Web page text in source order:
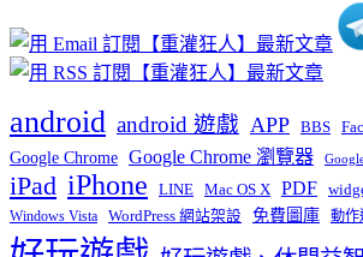
android android 遊戲 APP BBS
Google Chrome Google Chrome 瀏覽器
iPad iPhone LINE Mac OS X PDF
Windows Vista WordPress 網站架設 免費圖庫 動作